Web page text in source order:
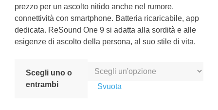
prezzo per un ascolto nitido anche nel rumore,
connettività con smartphone. Batteria ricaricabile, app
dedicata. ReSound One 9 si adatta alla sordità e alle
esigenze di ascolto della persona, al suo stile di vita.
Scegli uno o
entrambi
Svuota